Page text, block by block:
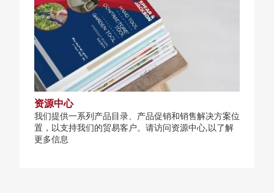
资源中心
我们提供一系列产品目录、产品促销和销售解决方案位
置，以支持我们的贸易客户。请访问资源中心,以了解
更多信息